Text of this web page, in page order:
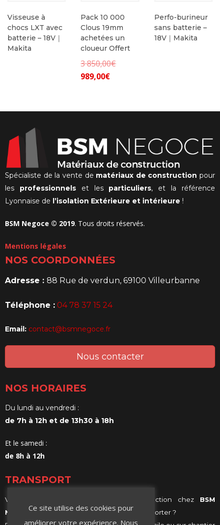
Visseuse à
chocs LXT avec
batterie – 18V｜
Makita
Pack 10 000
Clous 19mm
achetées un
cloueur Offert
3 850,00€
3
989,00€Le
est :
Perfo-burineur
sans batterie –
18V｜Makita
Spécialiste de la vente de matériaux de construction pour
les professionnelset les particuliers, et la référence
Lyonnaise de l’isolation Extérieure et intérieure !
BSM Negoce © 2019. Tous droits réservés.
Mentions légales
NOS COORDONNÉES
Adresse : 88 Rue de verdun, 69100 Villeurbanne
Téléphone : 04 78 37 15 24
Email: contact@bsmnegoce.fr
Nous contacter
NOS HORAIRES
Du lundi au vendredi :
de 7h à 12h et de 13h30 à 18h
Et le samedi :
de 8h à 12h
TRANSPORT
Vous achetez vos matériaux de construction chez BSM
Negoceet vous ne savez comment les transporter ?
Ce site utilise des cookies pour
améliorer votre expérience. Nous